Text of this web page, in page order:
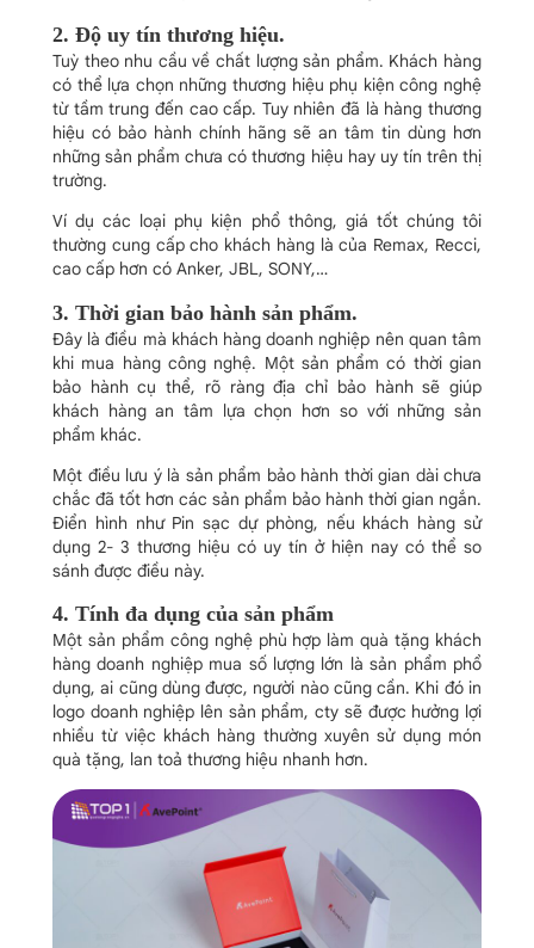
2. Độ uy tín thương hiệu.
Tuỳ theo nhu cầu về chất lượng sản phẩm. Khách hàng
có thể lựa chọn những thương hiệu phụ kiện công nghệ
từ tầm trung đến cao cấp. Tuy nhiên đã là hàng thương
hiệu có bảo hành chính hãng sẽ an tâm tin dùng hơn
những sản phẩm chưa có thương hiệu hay uy tín trên thị
trường.
Ví dụ các loại phụ kiện phổ thông, giá tốt chúng tôi
thường cung cấp cho khách hàng là của Remax, Recci,
cao cấp hơn có Anker, JBL, SONY,…
3. Thời gian bảo hành sản phẩm.
Đây là điều mà khách hàng doanh nghiệp nên quan tâm
khi mua hàng công nghệ. Một sản phẩm có thời gian
bảo hành cụ thể, rõ ràng địa chỉ bảo hành sẽ giúp
khách hàng an tâm lựa chọn hơn so với những sản
phẩm khác.
Một điều lưu ý là sản phẩm bảo hành thời gian dài chưa
chắc đã tốt hơn các sản phẩm bảo hành thời gian ngắn.
Điển hình như Pin sạc dự phòng, nếu khách hàng sử
dụng 2- 3 thương hiệu có uy tín ở hiện nay có thể so
sánh được điều này.
4. Tính đa dụng của sản phẩm
Một sản phẩm công nghệ phù hợp làm quà tặng khách
hàng doanh nghiệp mua số lượng lớn là sản phẩm phổ
dụng, ai cũng dùng được, người nào cũng cần. Khi đó in
logo doanh nghiệp lên sản phẩm, cty sẽ được hưởng lợi
nhiều từ việc khách hàng thường xuyên sử dụng món
quà tặng, lan toả thương hiệu nhanh hơn.